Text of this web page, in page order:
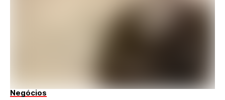
Negócios